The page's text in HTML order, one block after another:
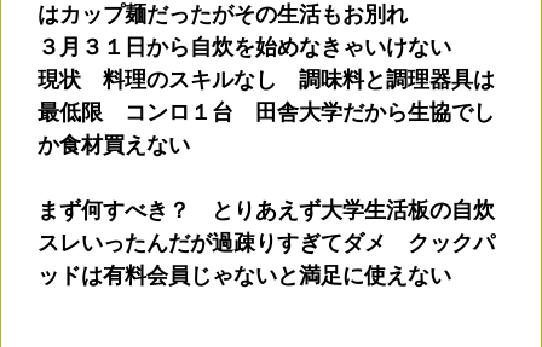
はカップ麺だったがその生活もお別れ
３月３１日から自炊を始めなきゃいけない
現状 料理のスキルなし 調味料と調理器具は
最低限 コンロ１台 田舎大学だから生協でし
か食材買えない
まず何すべき？ とりあえず大学生活板の自炊
スレいったんだが過疎りすぎてダメ クックパ
ッドは有料会員じゃないと満足に使えない